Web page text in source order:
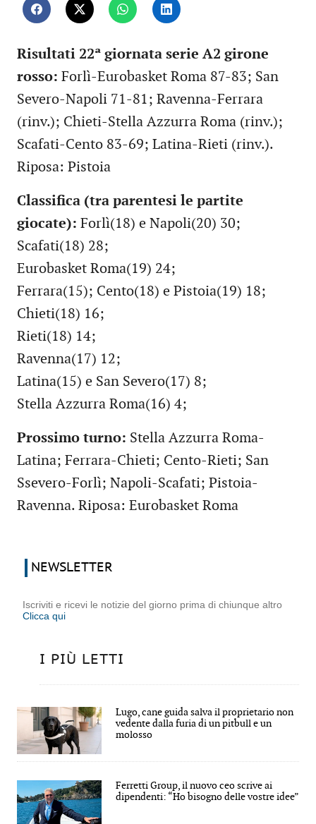
Risultati 22ª giornata serie A2 girone
rosso: Forlì-Eurobasket Roma 87-83; San
Severo-Napoli 71-81; Ravenna-Ferrara
(rinv.); Chieti-Stella Azzurra Roma (rinv.);
Scafati-Cento 83-69; Latina-Rieti (rinv.).
Riposa: Pistoia
Classifica (tra parentesi le partite
giocate): Forlì(18) e Napoli(20) 30;
Scafati(18) 28;
Eurobasket Roma(19) 24;
Ferrara(15); Cento(18) e Pistoia(19) 18;
Chieti(18) 16;
Rieti(18) 14;
Ravenna(17) 12;
Latina(15) e San Severo(17) 8;
Stella Azzurra Roma(16) 4;
Prossimo turno: Stella Azzurra Roma-
Latina; Ferrara-Chieti; Cento-Rieti; San
Ssevero-Forlì; Napoli-Scafati; Pistoia-
Ravenna. Riposa: Eurobasket Roma
NEWSLETTER
Iscriviti e ricevi le notizie del giorno prima di chiunque altro
Clicca qui
I PIÙ LETTI
Lugo, cane guida salva il proprietario non
vedente dalla furia di un pitbull e un
molosso
Ferretti Group, il nuovo ceo scrive ai
dipendenti: “Ho bisogno delle vostre idee”